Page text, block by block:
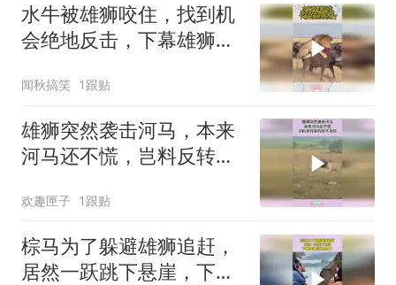
水牛被雄狮咬住，找到机
会绝地反击，下幕雄狮想
闻秋搞笑 1跟贴
雄狮突然袭击河马，本来
河马还不慌，岂料反转来
欢趣匣子 1跟贴
棕马为了躲避雄狮追赶，
居然一跃跳下悬崖，下幕